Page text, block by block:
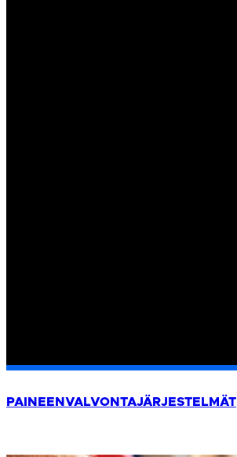
PAINEENVALVONTA­JÄRJESTELMÄT